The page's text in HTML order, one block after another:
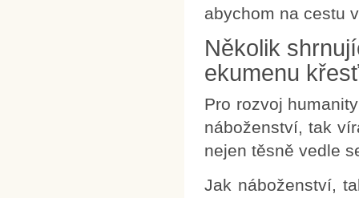
abychom na cestu
Několik
ekumenu
Pro rozvoj
náboženství, tak
nejen těsně vedle
Jak náboženství,